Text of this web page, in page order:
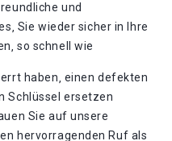
und
Sie wieder sicher in Ihre
so schnell wie
haben‚ einen defekten
Schlüssel ersetzen
Sie auf unsere
hervorragenden Ruf als